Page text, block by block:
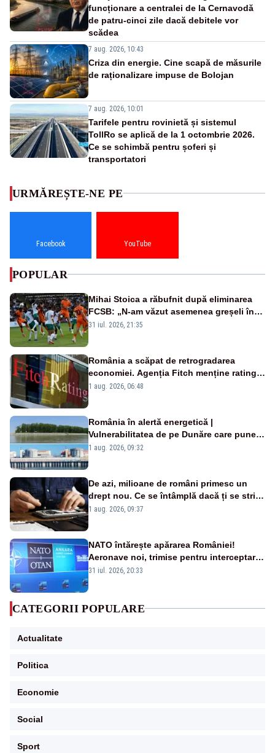
funcționare a centralei de la Cernavodă
de patru-cinci zile dacă debitele vor
scădea
7 aug. 2026, 10:43
Criza din energie. Cine scapă de măsurile
de raționalizare impuse de Bolojan
7 aug. 2026, 10:01
Tarifele pentru rovinietă și sistemul
TollRo se aplică de la 1 octombrie 2026.
Ce se schimbă pentru șoferi și
transportatori
URMĂREȘTE-NE PE
Facebook YouTube
POPULAR
Mihai Stoica a răbufnit după eliminarea
FCSB: „N-am văzut asemenea greșeli în
190 de meciuri europene”
31 iul. 2026, 21:35
România a scăpat de retrogradarea
economiei. Agenția Fitch menține ratingul
„BBB-” cu perspectivă negativă
1 aug. 2026, 06:48
România în alertă energetică |
Vulnerabilitatea de pe Dunăre care pune
în pericol Centrala Cernavodă era
1 aug. 2026, 09:32
De azi, milioane de români primesc un
drept nou. Ce se întâmplă dacă ți se strică
un produs
1 aug. 2026, 09:37
NATO întărește apărarea României!
Aeronave noi, trimise pentru interceptarea
și distrugerea dronelor
31 iul. 2026, 20:33
CATEGORII POPULARE
Actualitate
Politica
Economie
Social
Sport